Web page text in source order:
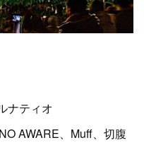
ナティオ
AWARE、Muff、切腹